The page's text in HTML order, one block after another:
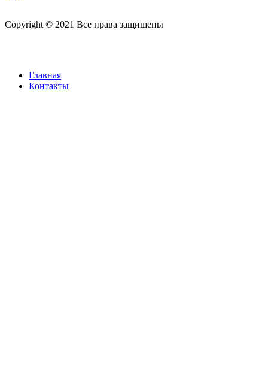
Copyright © 2021 Все права защищены
Главная
Контакты